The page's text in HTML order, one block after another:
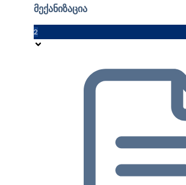
მექანიზაცია
2